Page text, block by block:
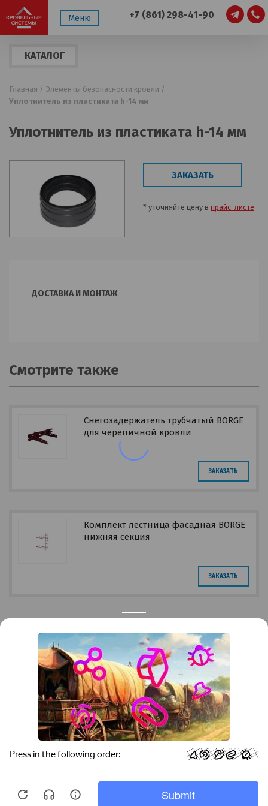
Меню +7 (861) 298-41-90
КАТАЛОГ
Главная / Элементы безопасности кровли /
Уплотнитель из пластиката h-14 мм
Уплотнитель из пластиката h-14 мм
ЗАКАЗАТЬ
* уточняйте цену в прайс-листе
ДОСТАВКА И МОНТАЖ
Смотрите также
Снегозадержатель трубчатый BORGE
для черепичной кровли
ЗАКАЗАТЬ
Комплект лестница фасадная BORGE
нижняя секция
ЗАКАЗАТЬ
Контакты
Краснодар Тимашевск Темрюк
+7 (861) 298-41-90 +7 (861) 298-41-90
Российская, дом 269/10А
krov@krovsystem.com ЗАКАЗАТЬ ЗВОНОК
Информация на данном сайте носит ознакомительный характер и не является
Privacy notice